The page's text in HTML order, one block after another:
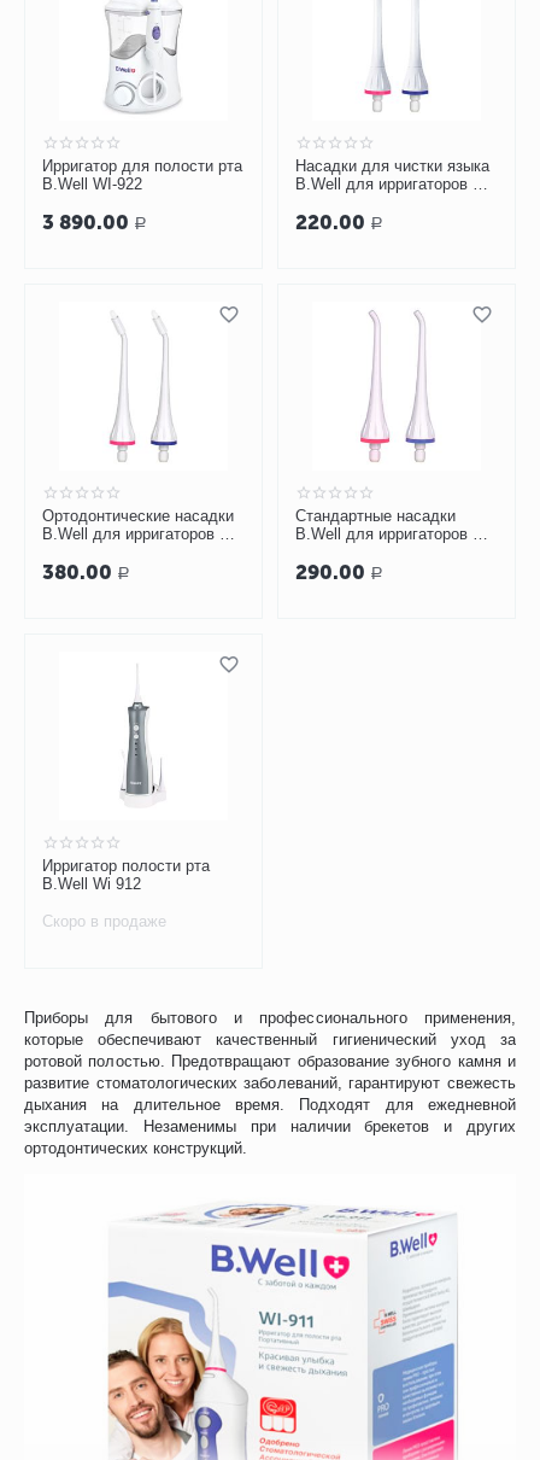
Приборы для бытового и профессионального применения,
которые обеспечивают качественный гигиенический уход за
ротовой полостью. Предотвращают образование зубного камня и
развитие стоматологических заболеваний, гарантируют свежесть
дыхания на длительное время. Подходят для ежедневной
эксплуатации. Незаменимы при наличии брекетов и других
ортодонтических конструкций.
Ирригатор для полости рта
B.Well WI-922
3 890.00 Р
Насадки для чистки языка
B.Well для ирригаторов WI-
220.00 Р
Ортодонтические насадки
B.Well для ирригаторов WI-
380.00 Р
Стандартные насадки
B.Well для ирригаторов WI-
290.00 Р
Ирригатор полости рта
B.Well Wi 912
Скоро в продаже